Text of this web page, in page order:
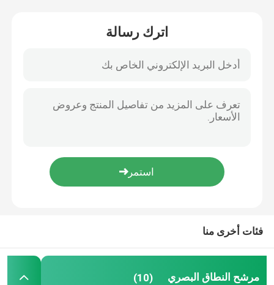
مرشح الحزام الأشعاعي
مرشح الفلاتر فوق البنود
زجاج الحماية الكهرومغناطيسي
مرشح مرور النطاق المرئي
المرشح البصري الطويل
اترك رسالة
فئات أخرى منا
مرشح النطاق البصري (10)